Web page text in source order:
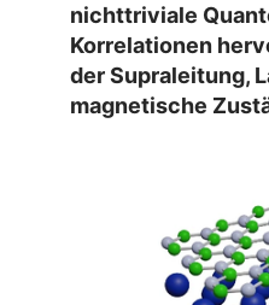
nichttriviale
Korrelationen
der Supraleitung,
magnetische